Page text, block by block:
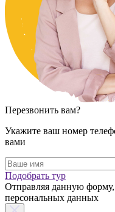
Перезвонить вам?
Укажите ваш номер
вами
Подобрать тур
Отправляя данную форму,
персональных данных